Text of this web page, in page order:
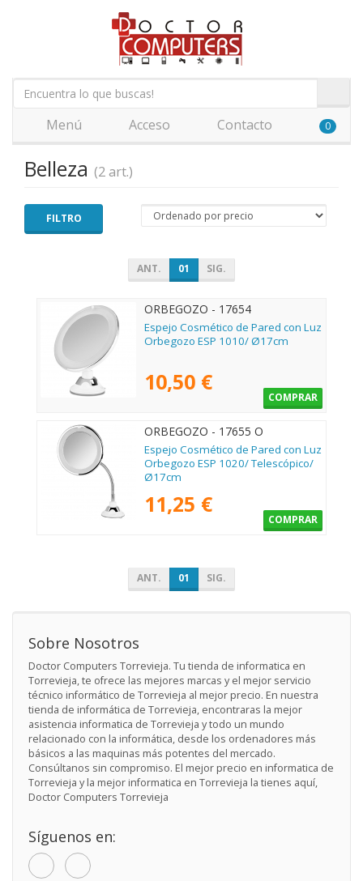
Menú Acceso Contacto 0
Belleza (2 art.)
FILTRO
ANT. 01 SIG.
ORBEGOZO - 17654
Espejo Cosmético de Pared con Luz
Orbegozo ESP 1010/ Ø17cm
10,50 €
COMPRAR
ORBEGOZO - 17655 O
Espejo Cosmético de Pared con Luz
Orbegozo ESP 1020/ Telescópico/
Ø17cm
11,25 €
COMPRAR
ANT. 01 SIG.
Sobre Nosotros
Doctor Computers Torrevieja. Tu tienda de informatica en
Torrevieja, te ofrece las mejores marcas y el mejor servicio
técnico informático de Torrevieja al mejor precio. En nuestra
tienda de informática de Torrevieja, encontraras la mejor
asistencia informatica de Torrevieja y todo un mundo
relacionado con la informática, desde los ordenadores más
básicos a las maquinas más potentes del mercado.
Consúltanos sin compromiso. El mejor precio en informatica de
Torrevieja y la mejor informatica en Torrevieja la tienes aquí,
Doctor Computers Torrevieja
Síguenos en: